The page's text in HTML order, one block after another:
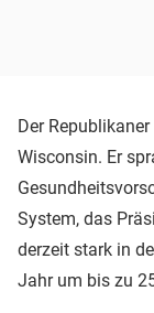
Der
Wisconsin. Er
System, das
derzeit stark in
Jahr um bis zu